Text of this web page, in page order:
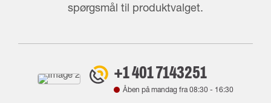
spørgsmål til produktvalget.
+1 401 7143251
Åben på mandag fra08:30 - 16:30